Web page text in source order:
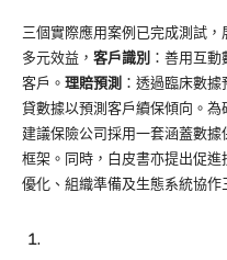
三個實際應用案例已完成測試
多元效益， 客戶識別 ：善用互
客戶。 理賠預測 ：透過臨床數
貸數據以預測客戶續保傾向。
建議保險公司採用一套涵蓋數
框架。同時，白皮書亦提出促
優化、組織準備及生態系統協作